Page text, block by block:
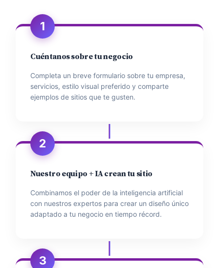
1
Cuéntanos sobre tu negocio
Completa un breve formulario sobre tu empresa,
servicios, estilo visual preferido y comparte
ejemplos de sitios que te gusten.
2
Nuestro equipo + IA crean tu sitio
Combinamos el poder de la inteligencia artificial
con nuestros expertos para crear un diseño único
adaptado a tu negocio en tiempo récord.
3